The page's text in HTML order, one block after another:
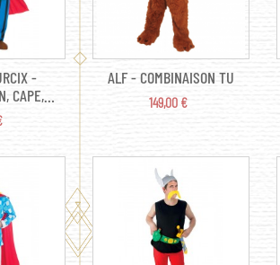
-
CAPE,
ALF - COMBINAISON TU
PRIX
149,00 €